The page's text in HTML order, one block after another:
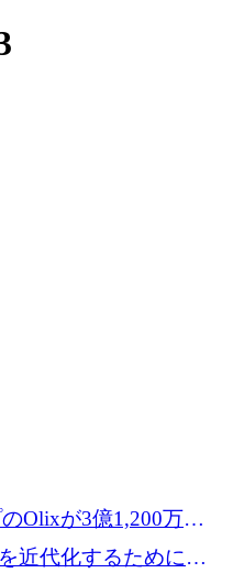
Olixが3億1,200万ド
資部門を立ち上げ、7
近代化するために